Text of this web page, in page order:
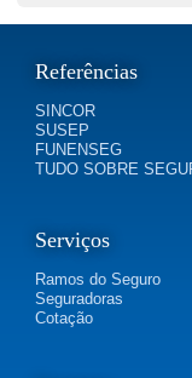
Referências
SINCOR
SUSEP
FUNENSEG
TUDO SOBRE
Serviços
Ramos do Seguro
Seguradoras
Cotação